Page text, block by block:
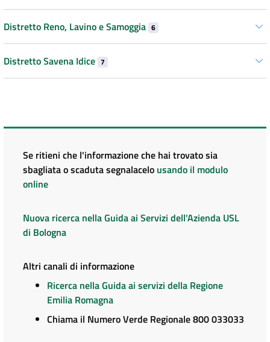
Distretto Reno, Lavino e Samoggia 6
Distretto Savena Idice 7
Se ritieni che l'informazione che hai trovato sia
sbagliata o scaduta segnalacelo usando il modulo
online
Nuova ricerca nella Guida ai Servizi dell'Azienda USL
di Bologna
Altri canali di informazione
Ricerca nella Guida ai servizi della Regione
Emilia Romagna
Chiama il Numero Verde Regionale 800 033033